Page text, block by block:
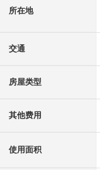
所在地
交通
房屋类型
其他费用
使用面积